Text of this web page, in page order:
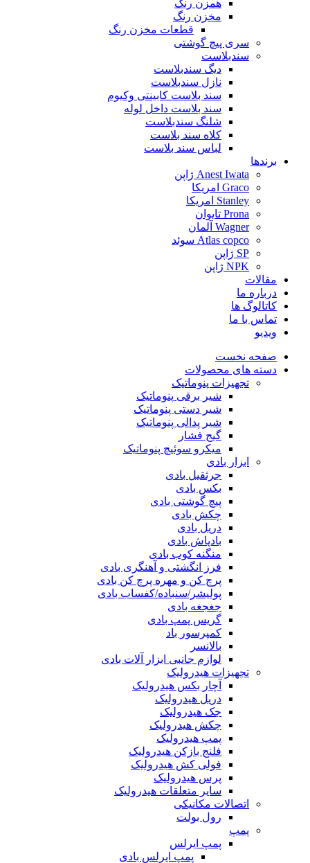
همزن رنگ
مخزن رنگ
قطعات مخزن رنگ
سری پیچ گوشتی
سندبلاست
دیگ سندبلاست
نازل سندبلاست
سند بلاست کابینتی وکیوم
سند بلاست داخل لوله
شلنگ سندبلاست
کلاه سند بلاست
لباس سند بلاست
برندها
Anest Iwata ژاپن
Graco امریکا
Stanley امریکا
Prona تایوان
Wagner آلمان
Atlas copco سوئد
SP ژاپن
NPK ژاپن
مقالات
درباره ما
کاتالوگ ها
تماس با ما
ویدیو
صفحه نخست
دسته های محصولات
تجهیزات پنوماتیک
شیر برقی پنوماتیک
شیر دستی پنوماتیک
شیر پدالی پنوماتیک
گیج فشار
میکرو سوئیچ پنوماتیک
ابزار بادی
جرثقیل بادی
بکس بادی
پیچ گوشتی بادی
چکش بادی
دریل بادی
بادپاش بادی
منگنه کوب بادی
فرز انگشتی و آهنگری بادی
پرچ کن و مهره پرچ کن بادی
پولیشر/سنباده/کفساب بادی
جغجغه بادی
گریس پمپ بادی
کمپرسور باد
بالانسر
لوازم جانبی ابزار آلات بادی
تجهیزات هیدرولیک
آچار بکس هیدرولیک
دریل هیدرولیک
جک هیدرولیک
چکش هیدرولیک
پمپ هیدرولیک
فلنج بازکن هیدرولیک
فولی کش هیدرولیک
پرس هیدرولیک
سایر متعلقات هیدرولیک
اتصالات مکانیکی
رول بولت
پمپ
پمپ ایرلس
پمپ ایرلس بادی